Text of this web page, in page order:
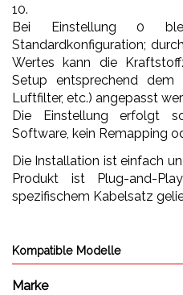
10.
Bei Einstellung 0
Standardkonfiguration;
Wertes kann die
Setup entsprechend dem
Luftfilter, etc.) angepasst
Die Einstellung erfolgt
Software, kein Remapping
Die Installation ist einfach
Produkt ist Plug-and-
spezifischem Kabelsatz
Kompatible Modelle
Marke